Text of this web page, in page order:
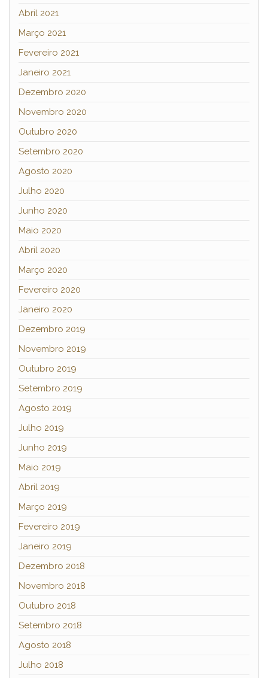
Abril 2021
Março 2021
Fevereiro 2021
Janeiro 2021
Dezembro 2020
Novembro 2020
Outubro 2020
Setembro 2020
Agosto 2020
Julho 2020
Junho 2020
Maio 2020
Abril 2020
Março 2020
Fevereiro 2020
Janeiro 2020
Dezembro 2019
Novembro 2019
Outubro 2019
Setembro 2019
Agosto 2019
Julho 2019
Junho 2019
Maio 2019
Abril 2019
Março 2019
Fevereiro 2019
Janeiro 2019
Dezembro 2018
Novembro 2018
Outubro 2018
Setembro 2018
Agosto 2018
Julho 2018